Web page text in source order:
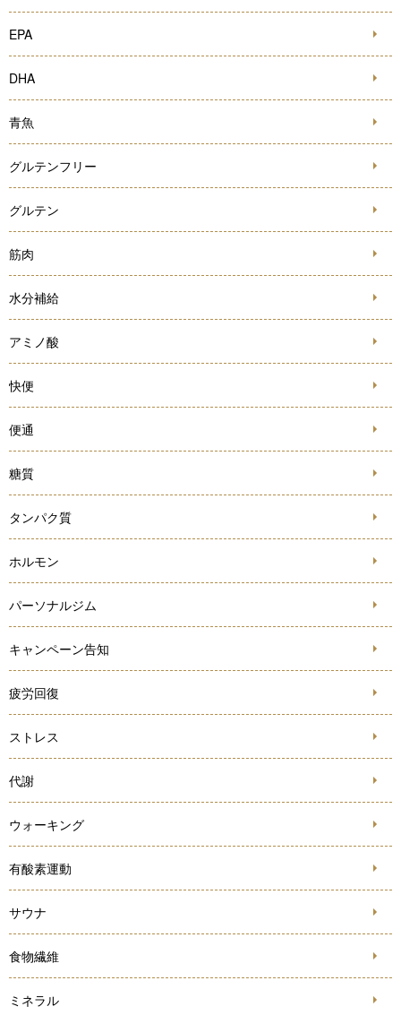
EPA
DHA
青魚
グルテンフリー
グルテン
筋肉
水分補給
アミノ酸
快便
便通
糖質
タンパク質
ホルモン
パーソナルジム
キャンペーン告知
疲労回復
ストレス
代謝
ウォーキング
有酸素運動
サウナ
食物繊維
ミネラル